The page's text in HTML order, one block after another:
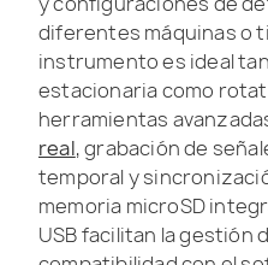
diferentes máquinas o
instrumento es ideal
estacionaria como
herramientas
real, grabación de
temporal y
memoria microSD
USB facilitan la gestión